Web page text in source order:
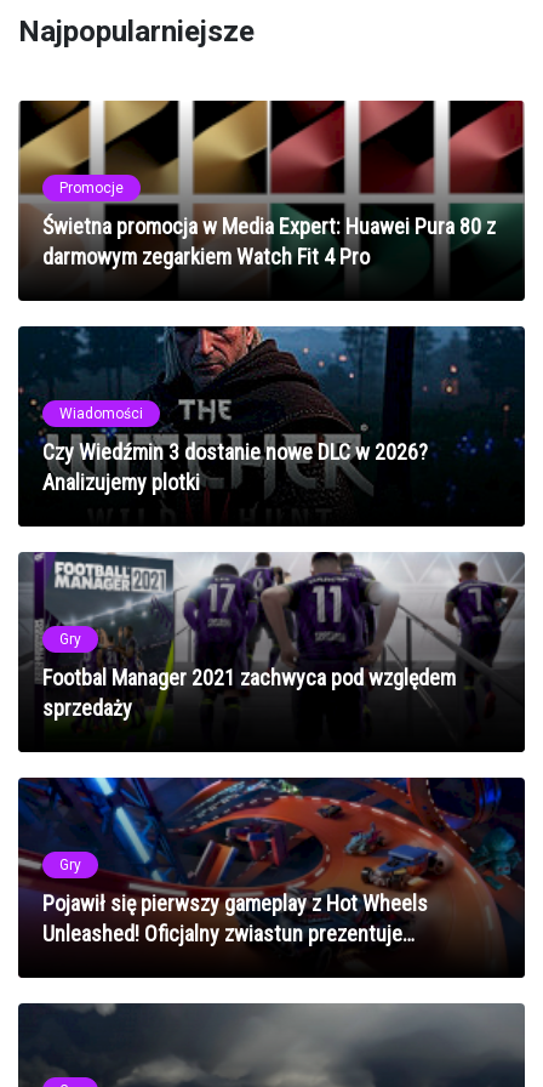
Najpopularniejsze
Promocje
Świetna promocja w Media Expert: Huawei Pura 80 z
darmowym zegarkiem Watch Fit 4 Pro
Wiadomości
Czy Wiedźmin 3 dostanie nowe DLC w 2026?
Analizujemy plotki
Gry
Footbal Manager 2021 zachwyca pod względem
sprzedaży
Gry
Pojawił się pierwszy gameplay z Hot Wheels
Unleashed! Oficjalny zwiastun prezentuje